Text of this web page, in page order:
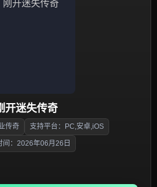
开迷失传奇
传奇 支持平台：PC,安卓,iOS
间：2026年06月26日